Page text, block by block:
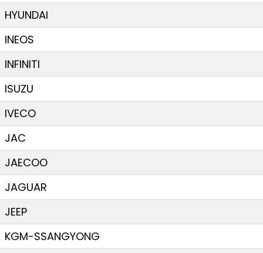
HYUNDAI
INEOS
INFINITI
ISUZU
IVECO
JAC
JAECOO
JAGUAR
JEEP
KGM-SSANGYONG